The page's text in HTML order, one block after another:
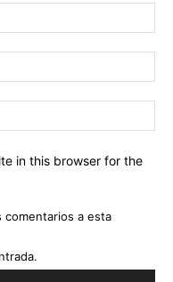
in this browser for the
comentarios a esta